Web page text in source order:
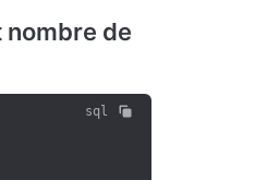
de
sql